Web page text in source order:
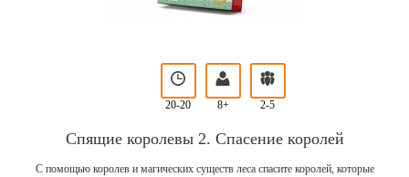
20-20 8+ 2-5
Спящие королевы 2. Спасение королей
С помощью королев и магических существ леса спасите королей, которые